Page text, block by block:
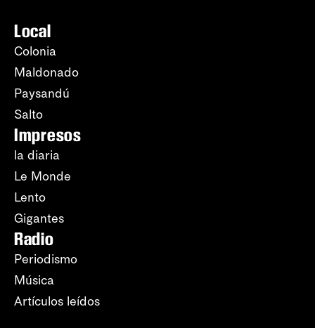
Local
Colonia
Maldonado
Paysandú
Salto
Impresos
la diaria
Le Monde
Lento
Gigantes
Radio
Periodismo
Música
Artículos leídos